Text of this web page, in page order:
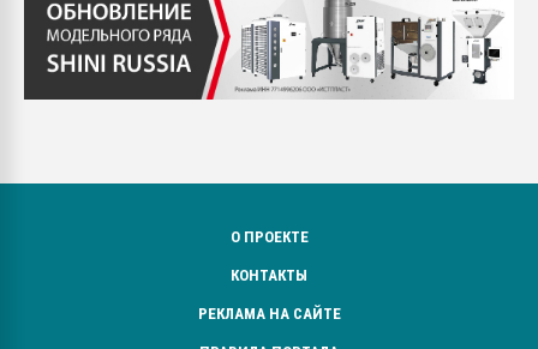
О ПРОЕКТЕ
КОНТАКТЫ
РЕКЛАМА НА САЙТЕ